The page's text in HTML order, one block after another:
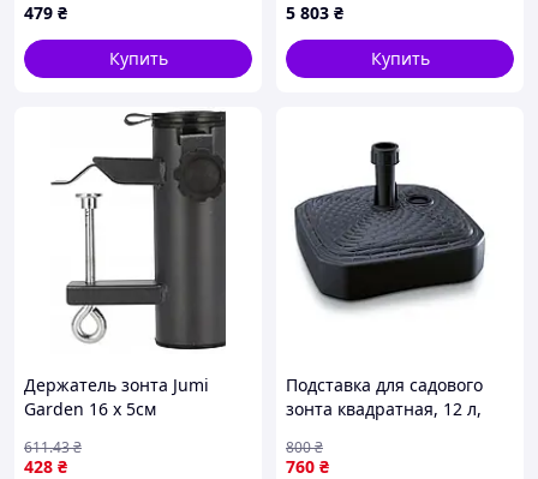
479 ₴
Купить
335023 (Ø x H) 26 см x 62
см, серебристый металлик
5 803 ₴
Купить
Держатель зонта Jumi
Garden 16 х 5см
428 ₴
611.43₴
Подставка для садового
зонта квадратная, 12 л,
760 ₴
800₴